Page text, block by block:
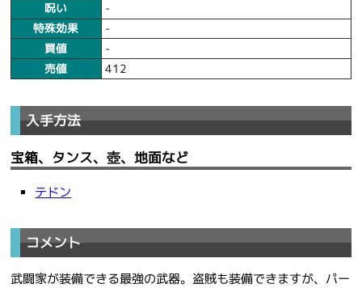
呪い
-
特殊効果
-
買値
-
売値
412
入手方法
宝箱、タンス、壺、地面など
テドン
コメント
武闘家が装備できる最強の武器。盗賊も装備できますが、パー